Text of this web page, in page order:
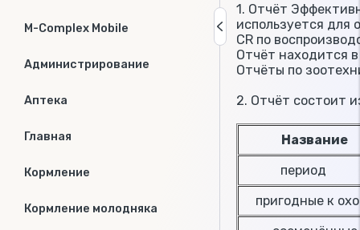
M-Complex Mobile
Администрирование
Аптека
Главная
Кормление
Кормление молодняка
1. Отчёт
используется для
CR по
Отчёт находится
Отчёты по
2. Отчёт состоит
Название
период
пригодные к